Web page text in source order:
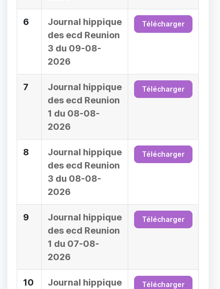
6
Journal hippique
des ecd Reunion
3 du 09-08-
2026
Télécharger
7
Journal hippique
des ecd Reunion
1 du 08-08-
2026
Télécharger
8
Journal hippique
des ecd Reunion
3 du 08-08-
2026
Télécharger
9
Journal hippique
des ecd Reunion
1 du 07-08-
2026
Télécharger
10
Journal hippique
Télécharger